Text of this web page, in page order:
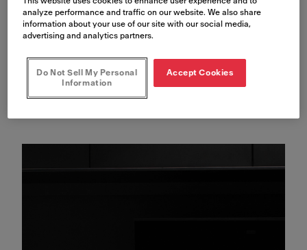
analyze performance and traffic on our website. We also share
information about your use of our site with our social media,
advertising and analytics partners.
Do Not Sell My Personal
Information
Accept Cookies